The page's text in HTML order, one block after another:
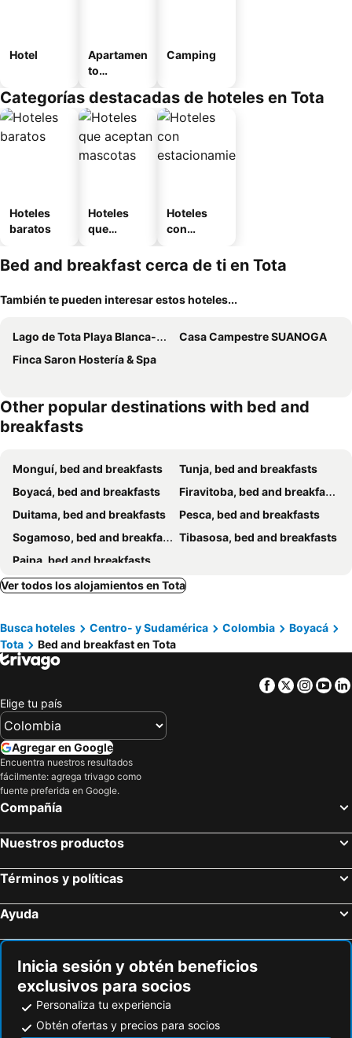
Hotel
Apartamen
to
o
Camping
Categorías destacadas de hoteles en Tota
Hoteles
baratos
Hoteles
que
mascotas
Hoteles
con
miento
Bed and breakfast cerca de ti en Tota
También te pueden interesar estos hoteles...
Lago de Tota Playa Blanca-Glamping Kairos
Casa Campestre SUANOGA
Finca Saron Hostería & Spa
Other popular destinations with bed and
breakfasts
Monguí, bed and breakfasts
Tunja, bed and breakfasts
Boyacá, bed and breakfasts
Firavitoba, bed and breakfasts
Duitama, bed and breakfasts
Pesca, bed and breakfasts
Sogamoso, bed and breakfasts
Tibasosa, bed and breakfasts
Paipa, bed and breakfasts
Ver todos los alojamientos en Tota
Busca hoteles Centro- y Sudamérica Colombia
Boyacá
Tota
Bed and breakfast en Tota
Facebook
Twitter
Elige tu país
Agregar en Google
Encuentra nuestros resultados
fácilmente: agrega trivago como
fuente preferida en Google.
Compañía
Nuestros productos
Términos y políticas
Ayuda
Inicia sesión y obtén beneficios
exclusivos para socios
Personaliza tu experiencia
Obtén ofertas y precios para socios